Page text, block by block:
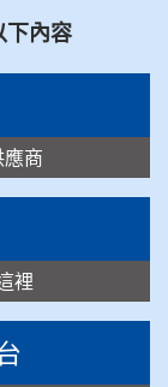
下內容
商
裡